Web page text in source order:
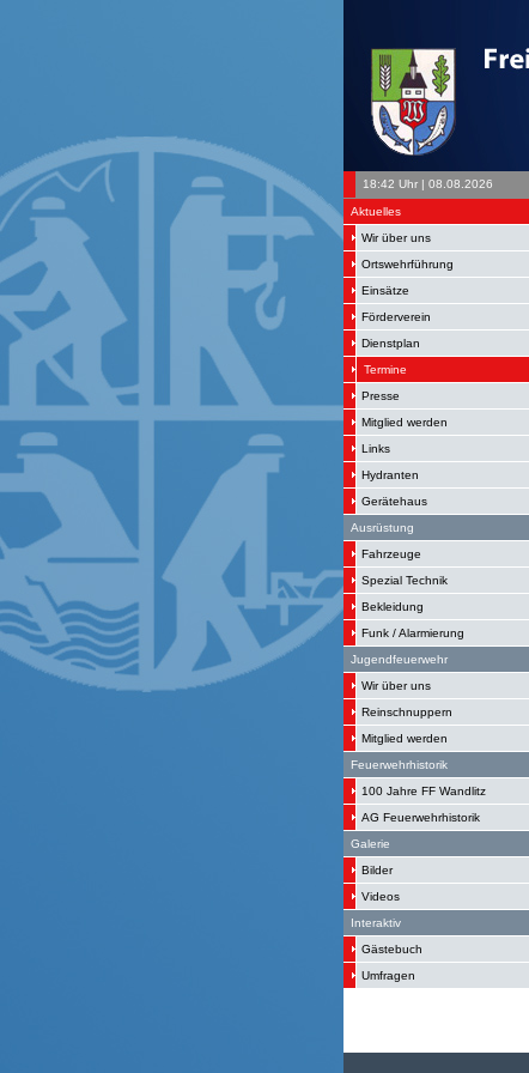
18:42 Uhr | 08.08.2026
Aktuelles
Wir über uns
Ortswehrführung
Einsätze
Förderverein
Dienstplan
Termine
Presse
Mitglied werden
Links
Hydranten
Gerätehaus
Ausrüstung
Fahrzeuge
Spezial Technik
Bekleidung
Funk / Alarmierung
Jugendfeuerwehr
Wir über uns
Reinschnuppern
Mitglied werden
Feuerwehrhistorik
100 Jahre FF Wandlitz
AG Feuerwehrhistorik
Galerie
Bilder
Videos
Interaktiv
Gästebuch
Umfragen